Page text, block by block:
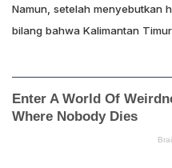
Namun, setelah menyebutkan
bilang bahwa Kalimantan